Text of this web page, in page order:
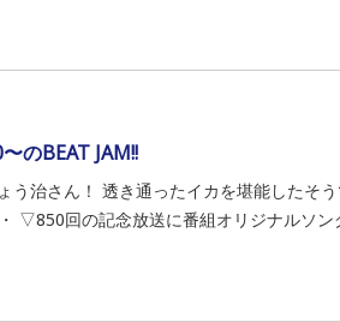
のBEAT JAM!!
う治さん！ 透き通ったイカを堪能したそ
▽850回の記念放送に番組オリジナルソ